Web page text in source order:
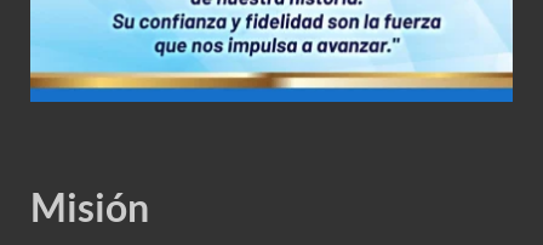
Misión